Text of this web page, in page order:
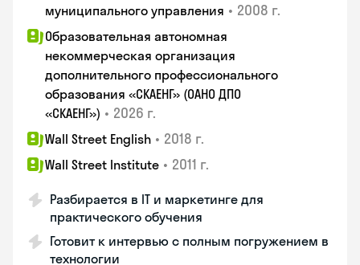
муниципального управления • 2008 г.
Образовательная автономная
некоммерческая организация
дополнительного профессионального
образования «СКАЕНГ» (ОАНО ДПО
«СКАЕНГ») • 2026 г.
Wall Street English • 2018 г.
Wall Street Institute • 2011 г.
Разбирается в IT и маркетинге для
практического обучения
Готовит к интервью с полным погружением в
технологии